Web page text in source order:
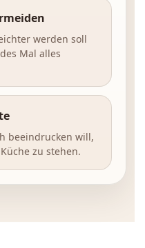
werden soll
Mal alles
beeindrucken will,
zu stehen.